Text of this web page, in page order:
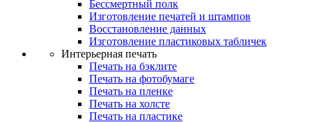
Бессмертный полк
Изготовление печатей и штампов
Восстановление данных
Изготовление пластиковых табличек
Интерьерная печать
Печать на бэклите
Печать на фотобумаге
Печать на пленке
Печать на холсте
Печать на пластике